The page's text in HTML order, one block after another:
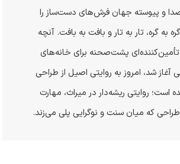
و پیوسته جهان فرش‌های دست‌ساز را
به گره، تار به تار و بافت به بافت. آنچه
تأمین‌کننده‌ای پشت‌صحنه برای خانه‌های
آغاز شد، امروز به روایتی اصیل از طراحی
است؛ روایتی ریشه‌دار در میراث، مهارت
طراحی که میان سنت و نوگرایی پلی می‌زند.